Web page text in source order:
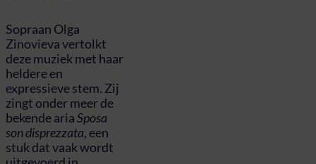
Sopraan Olga
Zinovieva vertolkt
deze muziek met haar
heldere en
expressieve stem. Zij
zingt onder meer de
bekende ariaSposa
son disprezzata, een
stuk dat vaak wordt